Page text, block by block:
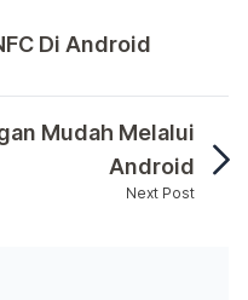
Di Android
langkah-langkah
Mudah Melalui
Android
Next Post